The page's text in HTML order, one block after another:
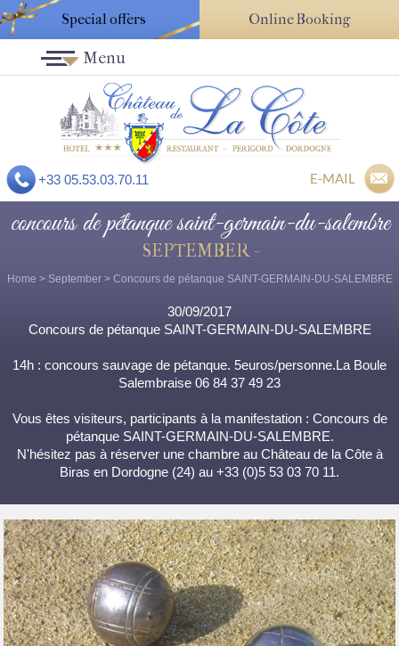
Special offers Online Booking
+33 05.53.03.70.11 E-MAIL
Menu
concours de pétanque saint-germain-du-salembre
SEPTEMBER -
Home > September> Concours de pétanque SAINT-GERMAIN-DU-SALEMBRE
30/09/2017
Concours de pétanque SAINT-GERMAIN-DU-SALEMBRE
14h : concours sauvage de pétanque. 5euros/personne.La Boule
Salembraise 06 84 37 49 23
Vous êtes visiteurs, participants à la manifestation : Concours de
pétanque SAINT-GERMAIN-DU-SALEMBRE.
N'hésitez pas à réserver une chambre au Château de la Côte à
Biras en Dordogne (24) au +33 (0)5 53 03 70 11.